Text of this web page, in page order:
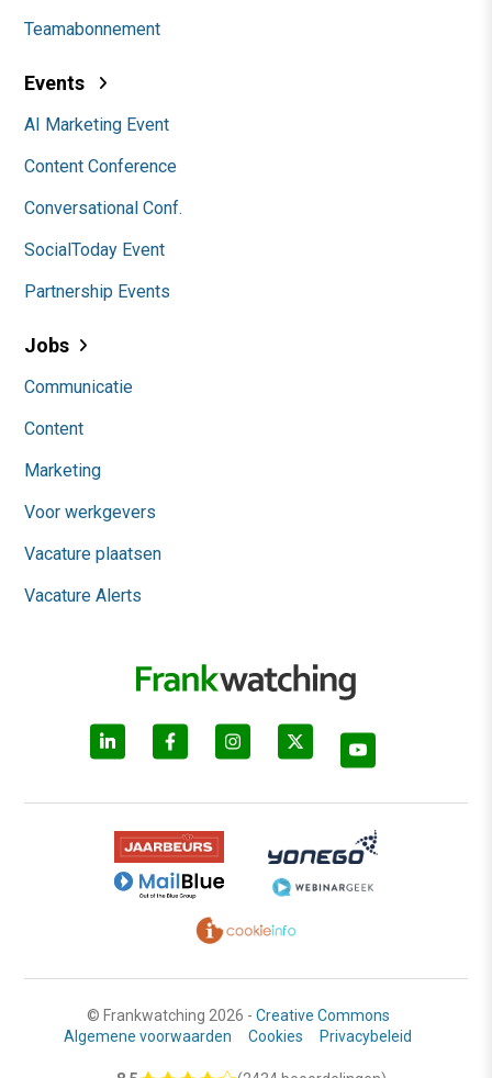
Teamabonnement
Events
AI Marketing Event
Content Conference
Conversational Conf.
SocialToday Event
Partnership Events
Jobs
Communicatie
Content
Marketing
Voor werkgevers
Vacature plaatsen
Vacature Alerts
© Frankwatching 2026 - Creative Commons
Algemene voorwaarden
Cookies Privacybeleid